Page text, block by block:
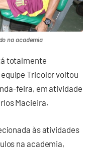
na academia
totalmente
Tricolor voltou
feira, em atividade
Macieira.
às atividades
na academia,